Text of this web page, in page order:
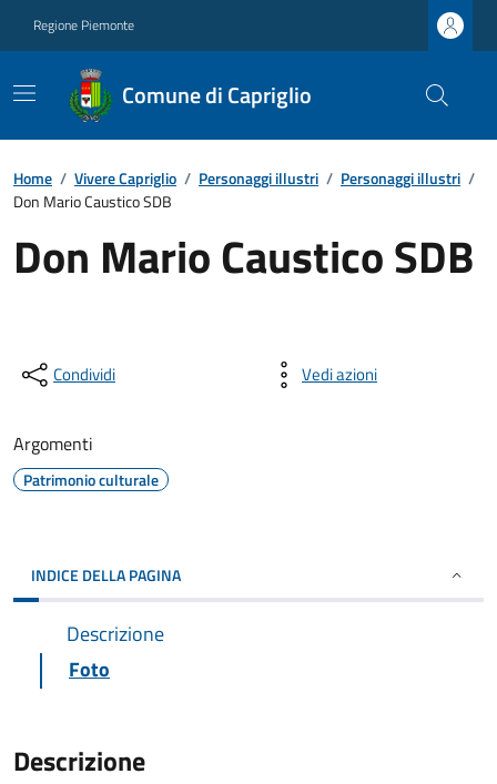
Regione Piemonte
Comune di Capriglio
Home / Vivere Capriglio / Personaggi illustri / Personaggi illustri /
Don Mario Caustico SDB
Don Mario Caustico SDB
Condividi Vedi azioni
Argomenti
Patrimonio culturale
INDICE DELLA PAGINA
Descrizione
Foto
Descrizione